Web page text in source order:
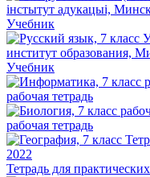
Учебник
Учебник
рабочая тетрадь
рабочая тетрадь
Тетрадь для